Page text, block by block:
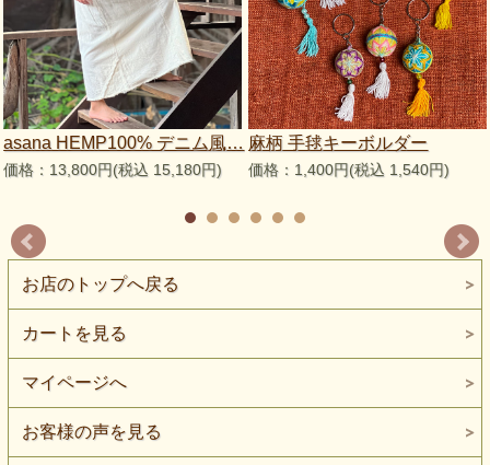
asana HEMP100% デニム風…
価格：13,800円(税込 15,180円)
麻柄 手毬キーボルダー
価格：1,400円(税込 1,540円)
お店のトップへ戻る
カートを見る
マイページへ
お客様の声を見る